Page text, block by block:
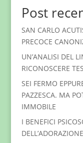
Post
SAN CARLO
PRECOCE
UN’ANALISI DEL
RICONOSCERE
SEI FERMO
PAZZESCA. MA
IMMOBILE
I BENEFICI